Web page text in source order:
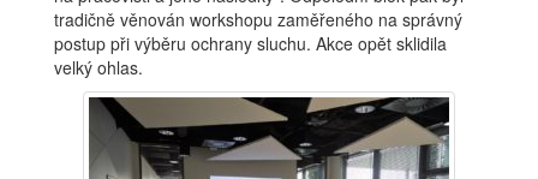
tradičně věnován workshopu zaměřeného na správný
postup při výběru ochrany sluchu. Akce opět sklidila
velký ohlas.